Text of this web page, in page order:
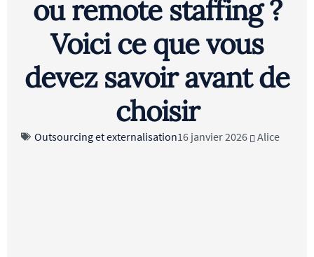
ou remote staffing ?
Voici ce que vous
devez savoir avant de
choisir
Outsourcing et externalisation16 janvier 2026 Alice